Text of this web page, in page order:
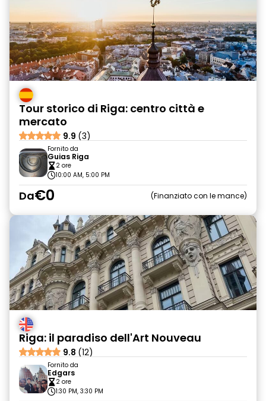
Tour storico di Riga: centro città e
mercato
9.9 (3)
Fornito da
Guias Riga
2 ore
10:00 AM, 5:00 PM
Da€0 Finanziato con le mance
Riga: il paradiso dell'Art Nouveau
9.8 (12)
Fornito da
Edgars
2 ore
1:30 PM, 3:30 PM